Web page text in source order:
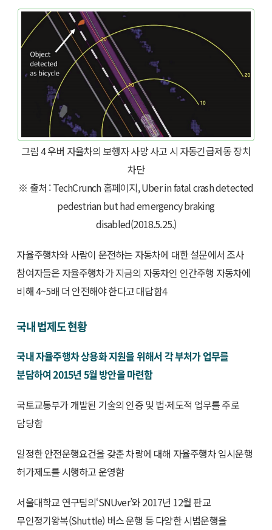
그림 4 우버 자율차의 보행자 사망 사고 시 자동긴급제동 장치
차단
※ 출처 : TechCrunch 홈페이지, Uber in fatal crash detected
pedestrian but had emergency braking
disabled(2018.5.25.)
자율주행차와 사람이 운전하는 자동차에 대한 설문에서 조사
참여자들은 자율주행차가 지금의 자동차인 인간주행 자동차에
비해 4~5배 더 안전해야 한다고 대답함4
국내 법제도 현황
국내 자율주행차 상용화 지원을 위해서 각 부처가 업무를
분담하여 2015년 5월 방안을 마련함
국토교통부가 개발된 기술의 인증 및 법·제도적 업무를 주로
담당함
일정한 안전운행요건을 갖춘 차량에 대해 자율주행차 임시운행
허가제도를 시행하고 운영함
서울대학교 연구팀의‘SNUver’와 2017년 12월 판교
무인정기왕복(Shuttle) 버스 운행 등 다양한 시범운행을